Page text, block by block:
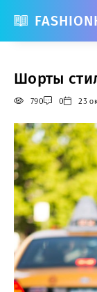
Шорты
790 0 23